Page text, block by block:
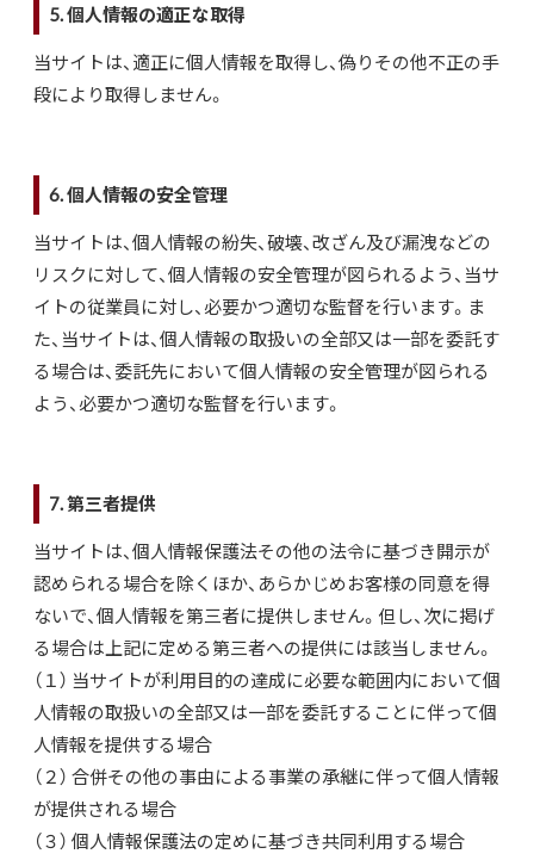
5. 個人情報の適正な取得
当サイトは、適正に個人情報を取得し、偽りその他不正の手
段により取得しません。
6. 個人情報の安全管理
当サイトは、個人情報の紛失、破壊、改ざん及び漏洩などの
リスクに対して、個人情報の安全管理が図られるよう、当サ
イトの従業員に対し、必要かつ適切な監督を行います。ま
た、当サイトは、個人情報の取扱いの全部又は一部を委託す
る場合は、委託先において個人情報の安全管理が図られる
よう、必要かつ適切な監督を行います。
7. 第三者提供
当サイトは、個人情報保護法その他の法令に基づき開示が
認められる場合を除くほか、あらかじめお客様の同意を得
ないで、個人情報を第三者に提供しません。但し、次に掲げ
る場合は上記に定める第三者への提供には該当しません。
（１） 当サイトが利用目的の達成に必要な範囲内において個
人情報の取扱いの全部又は一部を委託することに伴って個
人情報を提供する場合
（２） 合併その他の事由による事業の承継に伴って個人情報
が提供される場合
（３） 個人情報保護法の定めに基づき共同利用する場合